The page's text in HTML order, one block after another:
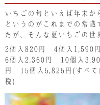
注文不可となります。ご
ください。
いちごの旬といえば年末か
というのがこれまでの常識
たが、そんな夏いちごの世
衝撃をもたらした北海道生
の「夏端（なつみずき）」
かな果汁が口中にほとばし
す。
2個入820円 4個入1,590
6個入2,360円 10個入
円 15個入5,825円(すべて
税)